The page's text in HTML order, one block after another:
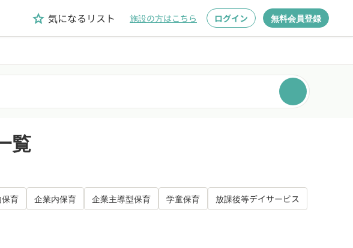
grade 気になるリスト 施設の方はこちら ログイン 無料会員登録
覧
育 企業内保育 企業主導型保育 学童保育
放課後等デイサービス